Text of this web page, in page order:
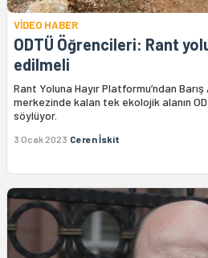
VİDEO HABER
ODTÜ Öğrencileri: Rant
edilmeli
Rant Yoluna Hayır Platformu’ndan
merkezinde kalan tek ekolojik alanın
söylüyor.
3 Ocak 2023 Ceren İskit